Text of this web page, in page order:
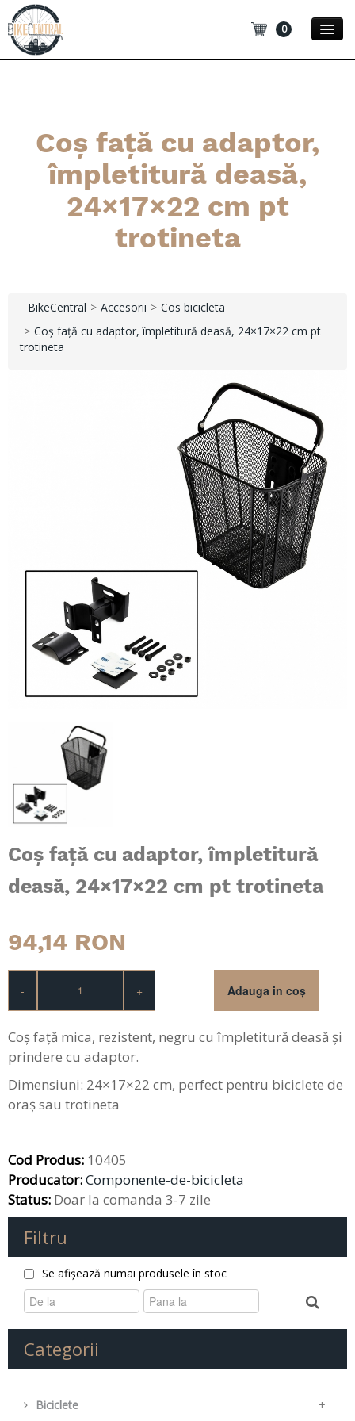
0
Contact
Coș față cu adaptor,
împletitură deasă,
24×17×22 cm pt
trotineta
Filtru
Se afișează numai produsele în stoc
Categorii
Biciclete
+
BikeCentral Accesorii
Cos bicicleta
Coș față cu adaptor, împletitură deasă, 24×17×22 cm pt
trotineta
Coș față cu adaptor, împletitură
deasă, 24×17×22 cm pt trotineta
94,14 RON
- +
Coș față mica, rezistent, negru cu împletitură deasă și
prindere cu adaptor.
Dimensiuni: 24×17×22 cm, perfect pentru biciclete de
oraș sau trotineta
Cod Produs: 10405
Producator:Componente-de-bicicleta
Status: Doar la comanda 3-7 zile